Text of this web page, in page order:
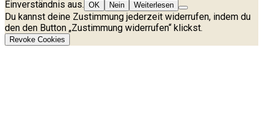
Einverständnis aus. OK Nein Weiterlesen
Du kannst deine Zustimmung jederzeit widerrufen, indem du
den den Button „Zustimmung widerrufen“ klickst.
Revoke Cookies